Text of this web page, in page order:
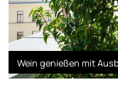
Wein genießen mit